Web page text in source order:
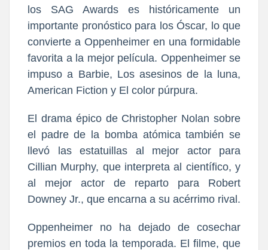
los SAG Awards es históricamente un
importante pronóstico para los Óscar, lo que
convierte a Oppenheimer en una formidable
favorita a la mejor película. Oppenheimer se
impuso a Barbie, Los asesinos de la luna,
American Fiction y El color púrpura.
El drama épico de Christopher Nolan sobre
el padre de la bomba atómica también se
llevó las estatuillas al mejor actor para
Cillian Murphy, que interpreta al científico, y
al mejor actor de reparto para Robert
Downey Jr., que encarna a su acérrimo rival.
Oppenheimer no ha dejado de cosechar
premios en toda la temporada. El filme, que